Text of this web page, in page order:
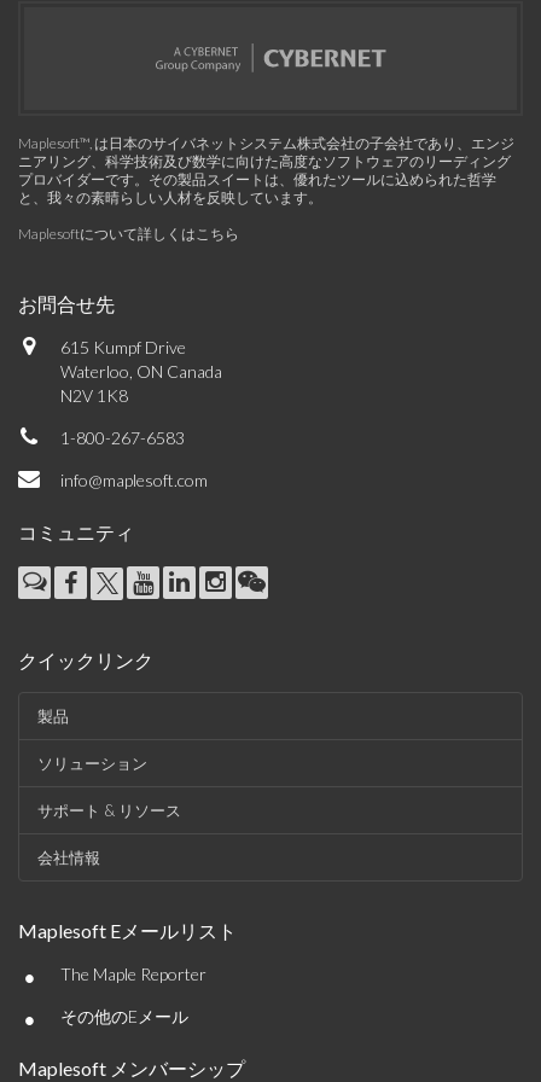
Maplesoft™, は日本のサイバネットシステム株式会社の子会社であり、エンジ
ニアリング、科学技術及び数学に向けた高度なソフトウェアのリーディング
プロバイダーです。その製品スイートは、優れたツールに込められた哲学
と、我々の素晴らしい人材を反映しています。
Maplesoftについて詳しくはこちら
お問合せ先
615 Kumpf Drive
Waterloo, ON Canada
N2V 1K8
1-800-267-6583
info@maplesoft.com
コミュニティ
クイックリンク
製品
ソリューション
サポート & リソース
会社情報
Maplesoft Eメールリスト
• The Maple Reporter
• その他のEメール
Maplesoft メンバーシップ